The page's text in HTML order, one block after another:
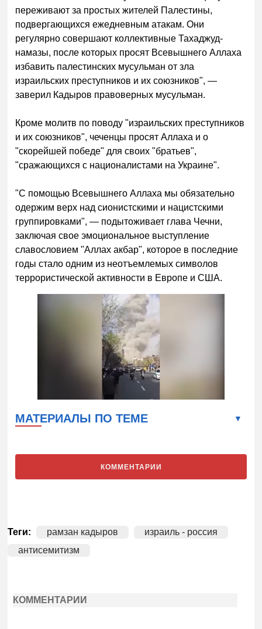
переживают за простых жителей Палестины,
подвергающихся ежедневным атакам. Они
регулярно совершают коллективные Тахаджуд-
намазы, после которых просят Всевышнего Аллаха
избавить палестинских мусульман от зла
израильских преступников и их союзников", —
заверил Кадыров правоверных мусульман.
Кроме молитв по поводу "израильских преступников
и их союзников", чеченцы просят Аллаха и о
"скорейшей победе" для своих "братьев",
"сражающихся с националистами на Украине".
"С помощью Всевышнего Аллаха мы обязательно
одержим верх над сионистскими и нацистскими
группировками", — подытоживает глава Чечни,
заключая свое эмоциональное выступление
славословием "Аллах акбар", которое в последние
годы стало одним из неотъемлемых символов
террористической активности в Европе и США.
МАТЕРИАЛЫ ПО ТЕМЕ
КОММЕНТАРИИ
Теги: рамзан кадыров
израиль - россия
антисемитизм
КОММЕНТАРИИ